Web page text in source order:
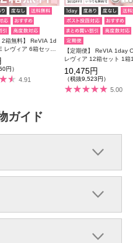
2箱無料】 ReVIA 1d
レヴィア 6箱セット
合計60枚
円）
4.91
【定期便】 ReVIA 1day
レヴィア 12箱セット 1箱
り 合計120枚
10,475円
（税抜9,523円）
5.00
ガイド